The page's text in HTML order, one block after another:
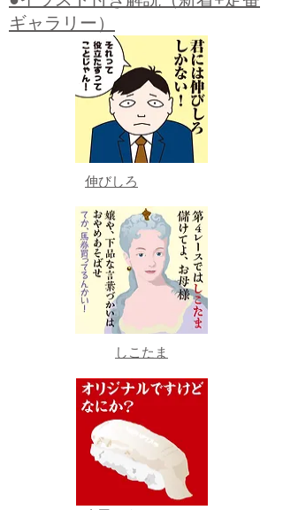
ギャラリー）
伸びしろ
しこたま